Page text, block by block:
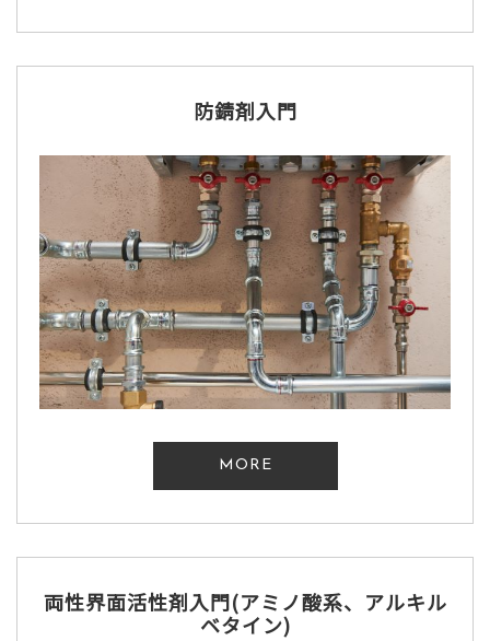
防錆剤入門
MORE
両性界面活性剤入門(アミノ酸系、アルキル
ベタイン)